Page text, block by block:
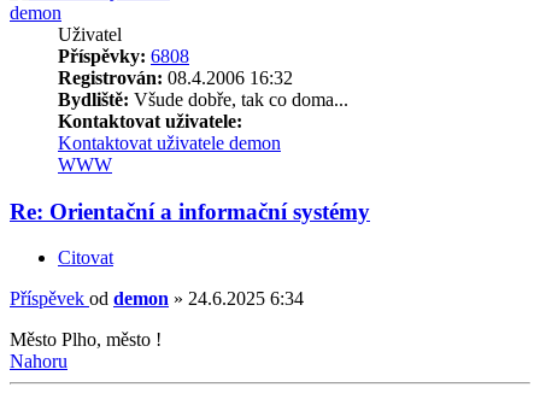
demon
Uživatel
Příspěvky: 6808
Registrován: 08.4.2006 16:32
Bydliště: Všude dobře, tak co doma...
Kontaktovat uživatele:
Kontaktovat uživatele demon
WWW
Re: Orientační a informační systémy
Citovat
Příspěvek od demon » 24.6.2025 6:34
Město Plho, město !
Nahoru